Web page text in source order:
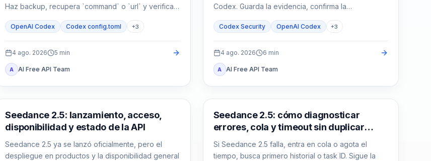
Haz backup, recupera `command` o `url` y verifica
parseo y conexión por separado.
OpenAI Codex Codex config.toml +3
4 ago. 2026 5 min
A AI Free API Team
Codex. Guarda la evidencia, confirma la
autorización y reduce la tarea defensiva.
Codex Security OpenAI Codex +3
4 ago. 2026 6 min
A AI Free API Team
AI Video Generation
Seedance 2.5: lanzamiento, acceso,
disponibilidad y estado de la API
Seedance 2.5 ya se lanzó oficialmente, pero el
despliegue en productos y la disponibilidad general
Generación de video con IA
Seedance 2.5: cómo diagnosticar
errores, cola y timeout sin duplicar
tareas
Si Seedance 2.5 falla, entra en cola o agota el
tiempo, busca primero historial o task ID. Sigue la